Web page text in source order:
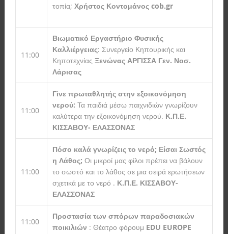
τοπία; Χρήστος Κοντομάνος cob.gr
11:00
Βιωματικό Εργαστήριο Φυσικής
Καλλιέργειας: Συνεργείο Κηπουρικής και
Κηποτεχνίας Ξενώνας ΑΡΓΙΣΣΑ Γεν. Νοσ.
Λάρισας
11:00
Γίνε πρωταθλητής στην εξοικονόμηση
νερού: Τα παιδιά μέσω παιχνιδιών γνωρίζουν
καλύτερα την εξοικονόμηση νερού. Κ.Π.Ε.
ΚΙΣΣΑΒΟΥ- ΕΛΑΣΣΟΝΑΣ
11:00
Πόσο καλά γνωρίζεις το νερό; Είσαι Σωστός
η Λάθος; Οι μικροί μας φίλοι πρέπει να βάλουν
το σωστό και το λάθος σε μια σειρά ερωτήσεων
σχετικά με το νερό . Κ.Π.Ε. ΚΙΣΣΑΒΟΥ-
ΕΛΑΣΣΟΝΑΣ
11:00
Προστασία των σπόρων παραδοσιακών
ποικιλιών : Θέατρο φόρουμ EDU EUROPE